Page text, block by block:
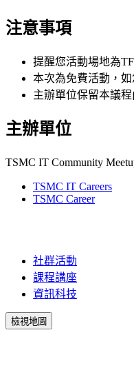
注意事項
提醒您活動場地為
本次為免費活動，
主辦單位保留本議
主辦單位
TSMC IT Community
TSMC IT Careers
TSMC Career
社群活動
課程講座
資訊科技
檢視地圖